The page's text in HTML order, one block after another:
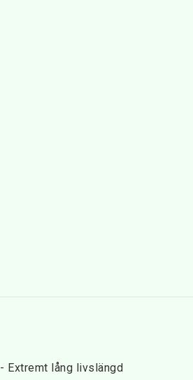
- Extremt lång livslängd